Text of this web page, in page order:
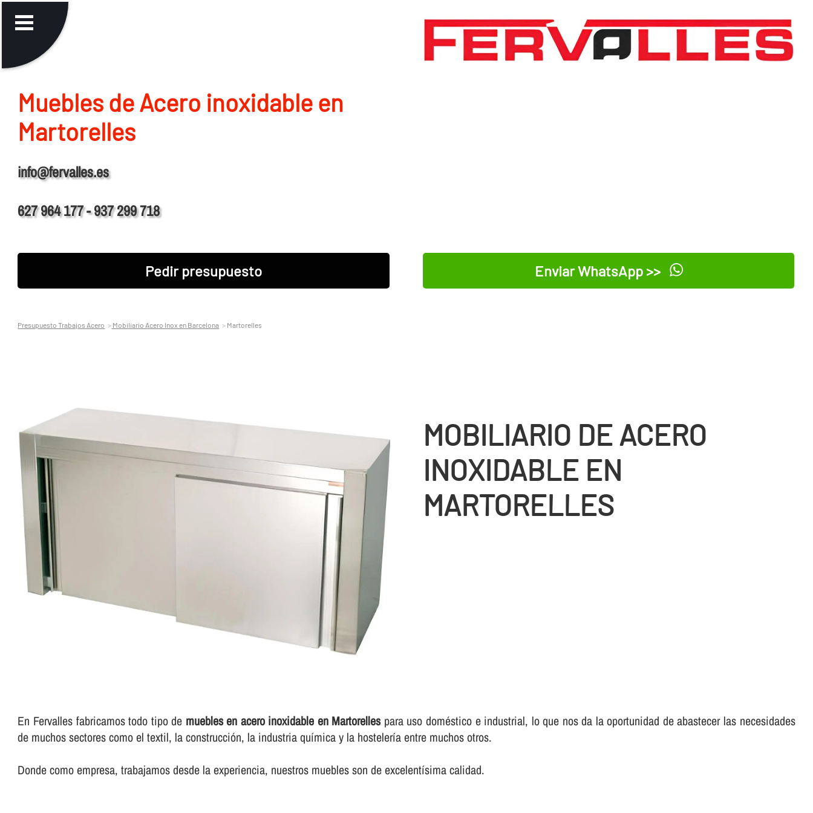
Muebles de Acero inoxidable en
Martorelles
info@fervalles.es
627 964 177 - 937 299 718
Pedir presupuesto Enviar WhatsApp >>
Presupuesto Trabajos Acero Mobiliario Acero Inox en Barcelona Martorelles
MOBILIARIO DE ACERO
INOXIDABLE EN
MARTORELLES
En Fervalles fabricamos todo tipo de muebles en acero inoxidable en Martorellespara uso doméstico e industrial, lo que nos da la oportunidad de abastecer las necesidades
de muchos sectores como el textil, la construcción, la industria quí­mica y la hostelerí­a entre muchos otros.
Donde como empresa, trabajamos desde la experiencia, nuestros muebles son de excelentí­sima calidad.